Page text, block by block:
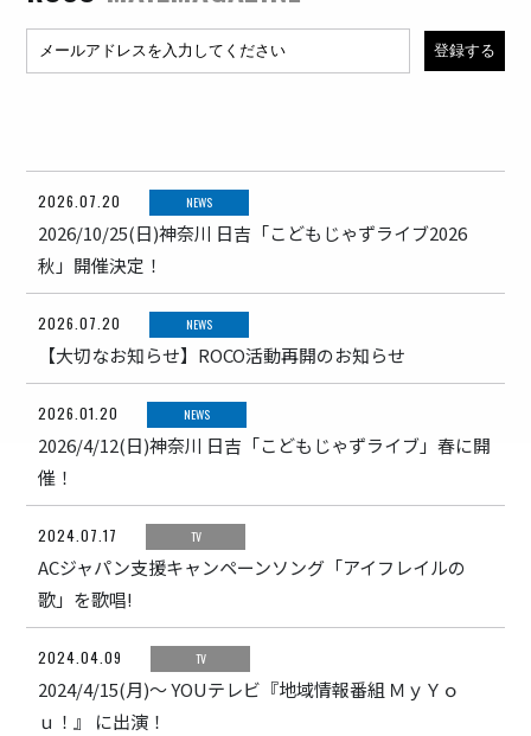
ray.(光)
五条院凌
Kent Kakitsubata
PE’Z
suzumoku
COOL DRIVE
pe’zmoku
MONSTER TAI-RIKU
HOME
ABOUT
ACCESS
CONTACT
2026.07.20 NEWS
2026/10/25(日)神奈川 日吉「こどもじゃずライブ2026
秋」開催決定！
2026.07.20 NEWS
【大切なお知らせ】ROCO活動再開のお知らせ
2026.01.20 NEWS
2026/4/12(日)神奈川 日吉「こどもじゃずライブ」春に開
催！
2024.07.17 TV
ACジャパン支援キャンペーンソング「アイフレイルの
歌」を歌唱!
2024.04.09 TV
2024/4/15(月)～ YOUテレビ『地域情報番組 ＭｙＹｏ
ｕ！』 に出演！